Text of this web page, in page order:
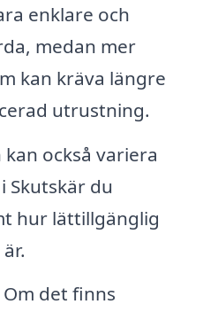
enklare och
medan mer
kan kräva längre
utrustning.
också variera
Skutskär du
hur lättillgänglig
Om det finns